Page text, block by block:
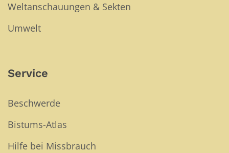
Weltanschauungen & Sekten
Umwelt
Service
Beschwerde
Bistums-Atlas
Hilfe bei Missbrauch